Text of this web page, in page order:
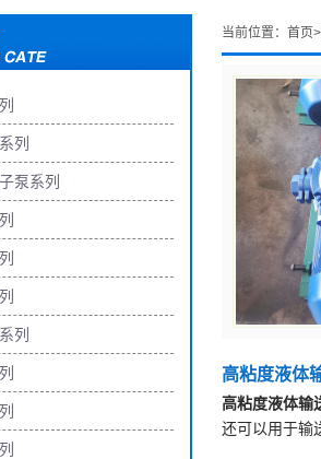
当前位置： 首页>
高粘度液体
高粘度液体输
还可以用于输
列
泵系列
列